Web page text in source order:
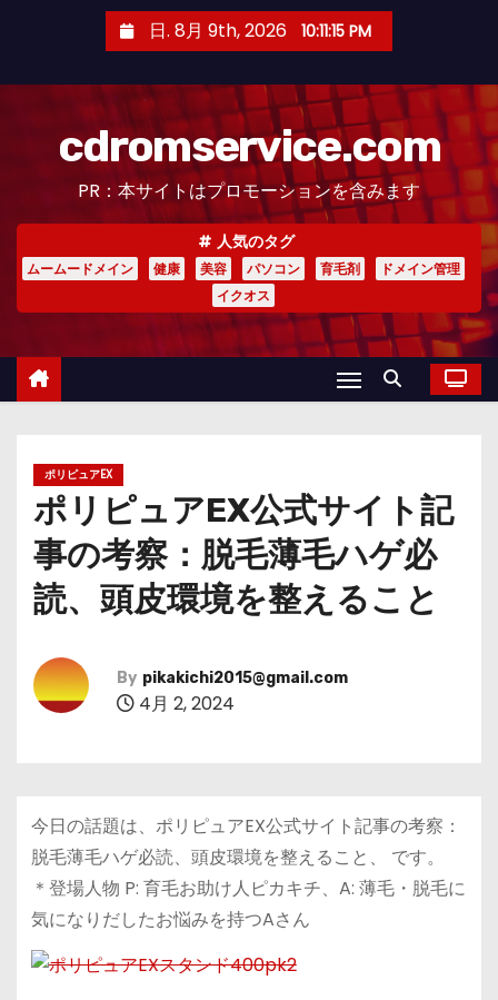
日. 8月 9th, 2026 10:11:16 PM
cdromservice.com
PR：本サイトはプロモーションを含みます
人気のタグ
ムームードメイン 健康 美容 パソコン 育毛剤
ドメイン管理
イクオス
ポリピュアEX
ポリピュアEX公式サイト記
事の考察：脱毛薄毛ハゲ必
読、頭皮環境を整えること
By pikakichi2015@gmail.com
4月 2, 2024
今日の話題は、ポリピュアEX公式サイト記事の考察：
脱毛薄毛ハゲ必読、頭皮環境を整えること、 です。
＊登場人物 P: 育毛お助け人ピカキチ、A: 薄毛・脱毛に
気になりだしたお悩みを持つAさん